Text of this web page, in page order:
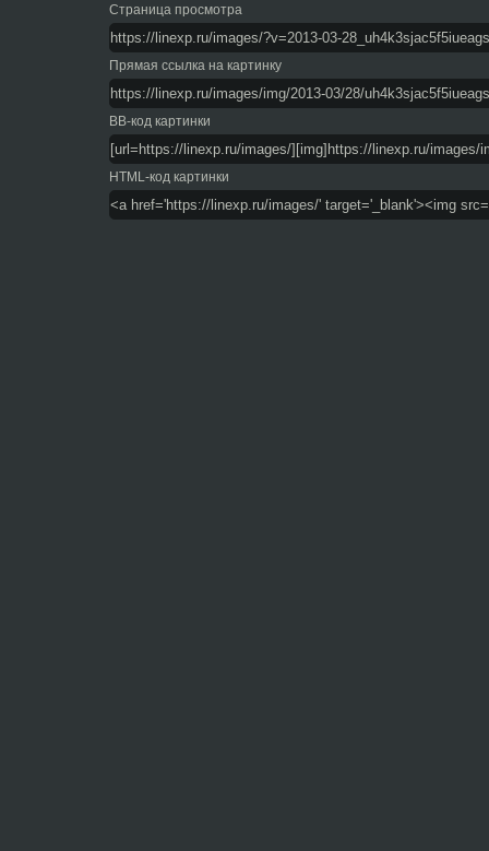
Страница просмотра
Прямая ссылка на картинку
BB-код картинки
HTML-код картинки